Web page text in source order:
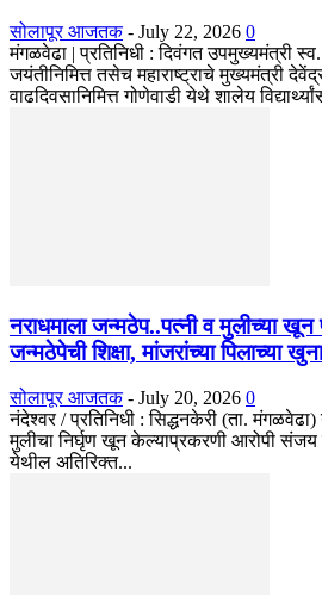
सोलापूर आजतक - July 22, 2026 0
मंगळवेढा | प्रतिनिधी : दिवंगत उपमुख्यमंत्री स्व.
जयंतीनिमित्त तसेच महाराष्ट्राचे मुख्यमंत्री
वाढदिवसानिमित्त गोणेवाडी येथे शालेय
नराधमाला जन्मठेप..पत्नी व मुलीच्या
जन्मठेपेची शिक्षा, मांजरांच्या पिलाच्या
सोलापूर आजतक - July 20, 2026 0
नंदेश्वर / प्रतिनिधी : सिद्धनकेरी (ता.
मुलीचा निर्घृण खून केल्याप्रकरणी आरोपी संजय
येथील अतिरिक्त...